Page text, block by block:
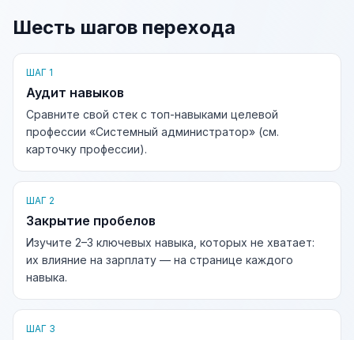
Шесть шагов перехода
ШАГ 1
Аудит навыков
Сравните свой стек с топ-навыками целевой
профессии «Системный администратор» (см.
карточку профессии).
ШАГ 2
Закрытие пробелов
Изучите 2–3 ключевых навыка, которых не хватает:
их влияние на зарплату — на странице каждого
навыка.
ШАГ 3